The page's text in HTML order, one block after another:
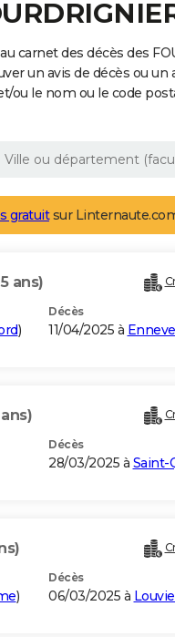
carnet des décès des
un avis de décès ou un
ou le nom ou le code
gratuitsur
ans)
)
Décès
11/04/2025 à
Décès
28/03/2025 à Saint-
)
Décès
06/03/2025 à